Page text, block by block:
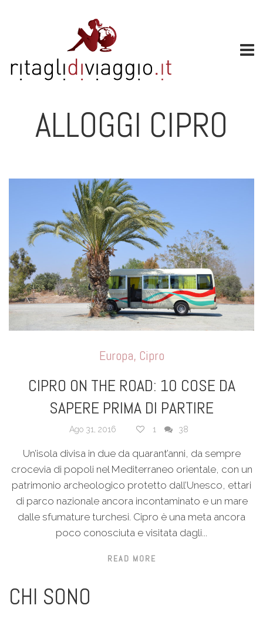
ALLOGGI CIPRO
Europa, Cipro
CIPRO ON THE ROAD: 10 COSE DA
SAPERE PRIMA DI PARTIRE
Ago 31, 2016 1 38
Un’isola divisa in due da quarant’anni, da sempre
crocevia di popoli nel Mediterraneo orientale, con un
patrimonio archeologico protetto dall’Unesco, ettari
di parco nazionale ancora incontaminato e un mare
dalle sfumature turchesi. Cipro è una meta ancora
poco conosciuta e visitata dagli...
READ MORE
CHI SONO